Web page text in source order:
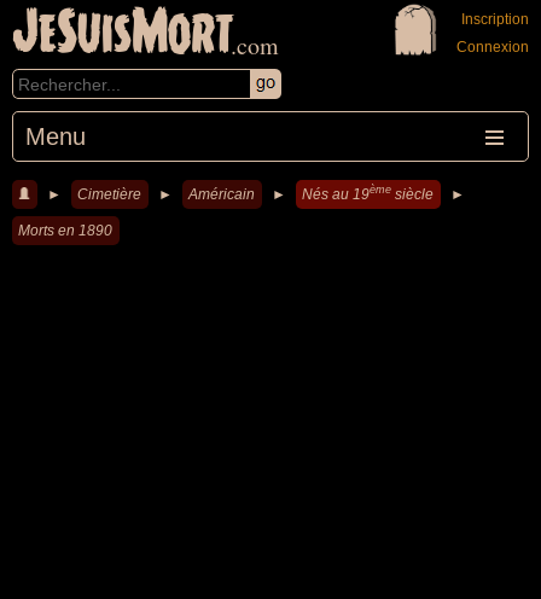
JeSuisMort.com
Menu
Inscription
Connexion
► Cimetière ► Américain ► Nés au 19ème siècle ►
Morts en 1890